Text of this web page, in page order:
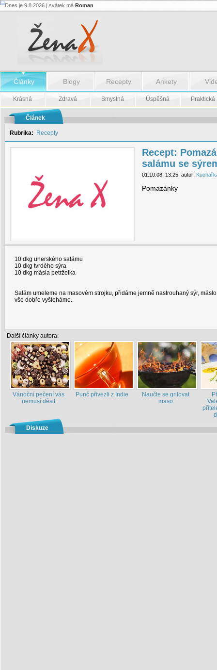
Recept:
uherského
Recept:
Pomazánka
z
uherského
salámu
se
sýrem
Dnes je 9.8.2026 | svátek má Roman
Články Blogy Recepty Ankety
Krásná Zdravá Smyslná Úspěšná Praktická
Článek
Rubrika: Recepty
Recept:
salámu se
01.10.08, 13:25, autor:
Pomazánky
10 dkg uherského salámu
10 dkg tvrdého sýra
10 dkg másla petrželka
Salám umeleme na masovém strojku, přidáme jemně nastrouhaný sýr,
vše dobře vyšleháme.
Další články autora:
Vánoční pečení vás
nemusí děsit
Punč přivezli z Indie
Naučte se grilovat
maso
Diskuze